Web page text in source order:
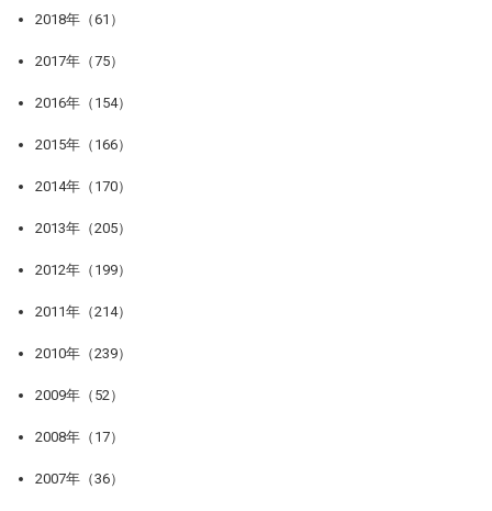
2018年（61）
2017年（75）
2016年（154）
2015年（166）
2014年（170）
2013年（205）
2012年（199）
2011年（214）
2010年（239）
2009年（52）
2008年（17）
2007年（36）